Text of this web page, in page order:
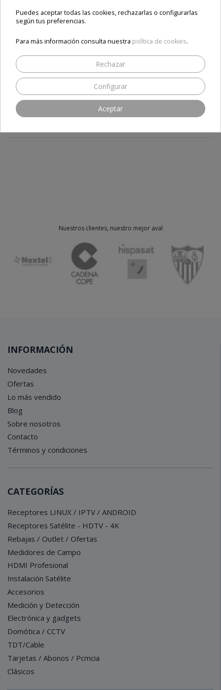
Opiniones
Nuestros clientes, nuestro mejor aval
INFORMACIÓN
Novedades
Ofertas
Lo más vendido
Blog
Sobre nosotros
Contacto
Términos y condiciones
CATEGORÍAS
Receptores LINUX / IPTV / ANDROID
Receptores Satélite - HDTV - 4K
Rebajas / Outlet / Ofertas
Medidores de Campo
HDMI Profesional
Instalación Satélite
Accesorios
Medición y Detección
Electrónica y gadgets
Domótica / CCTV
TDT/Cable
Tarjetas / Abonos / Pcmcia
Clásicos
Puedes aceptar todas las cookies, rechazarlas o configurarlas
según tus preferencias.
Para más información consulta nuestra política de cookies.
Rechazar
Configurar
Aceptar